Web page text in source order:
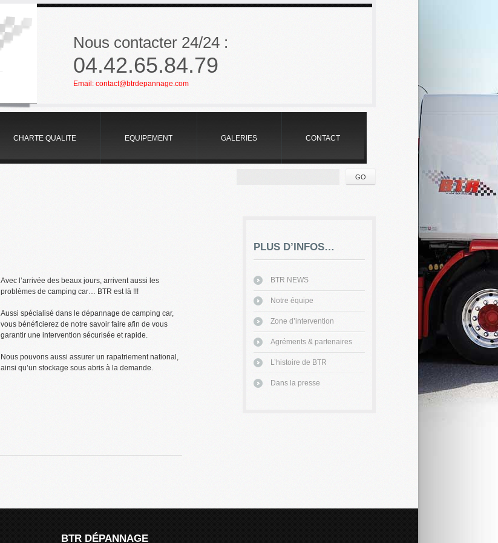
Nous contacter 24/24 :
04.42.65.84.79
Email: contact@btrdepannage.com
CHARTE QUALITE EQUIPEMENT GALERIES CONTACT
Avec l’arrivée des beaux jours, arrivent aussi les
problèmes de camping car… BTR est là !!!
Aussi spécialisé dans le dépannage de camping car,
vous bénéficierez de notre savoir faire afin de vous
garantir une intervention sécurisée et rapide.
Nous pouvons aussi assurer un rapatriement national,
ainsi qu’un stockage sous abris à la demande.
PLUS D’INFOS…
BTR NEWS
Notre équipe
Zone d’intervention
Agréments & partenaires
L’histoire de BTR
Dans la presse
BTR DÉPANNAGE